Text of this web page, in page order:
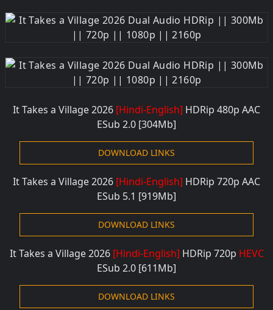
It Takes a Village 2026 [Hindi-English] HDRip 480p AAC
ESub 2.0 [304Mb]
DOWNLOAD LINKS
It Takes a Village 2026 [Hindi-English] HDRip 720p AAC
ESub 5.1 [919Mb]
DOWNLOAD LINKS
It Takes a Village 2026 [Hindi-English] HDRip 720p HEVC
ESub 2.0 [611Mb]
DOWNLOAD LINKS